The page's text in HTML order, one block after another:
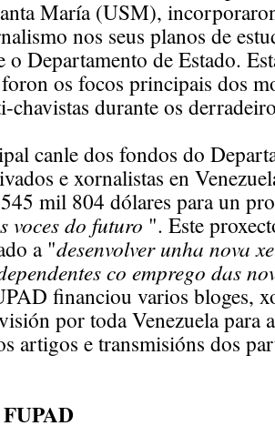
María (USM),
nos seus planos de
Departamento de Estado.
os focos principais dos
chavistas durante os
canle dos fondos do
e xornalistas en
mil 804 dólares para un
voces do futuro ". Este
a "desenvolver unha nova
co emprego das
financiou varios bloges,
por toda Venezuela para
artigos e transmisións dos